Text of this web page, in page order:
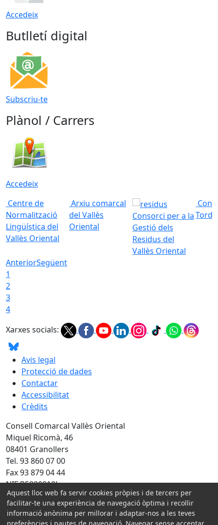
Accedeix
Butlletí digital
Subscriu-te
Plànol / Carrers
Accedeix
Centre de
Normalització
Lingüística del
Vallès Oriental
Arxiu comarcal
del Vallès
Oriental
Consorci per a la
Gestió dels
Residus del
Vallès Oriental
AnteriorSegüent
1
2
3
4
Xarxes socials:
Avis legal
Protecció de dades
Contactar
Accessibilitat
Crèdits
Consell Comarcal Vallès Oriental
Miquel Ricomà, 46
08401 Granollers
Tel. 93 860 07 00
Fax 93 879 04 44
NIF P5800010J
Amb la col·laboració de:
Aquest lloc web fa servir cookies pròpies i de tercers per
facilitar-te una experiència de navegació òptima i recollir
informació anònima per millorar i adaptar-nos a les teves